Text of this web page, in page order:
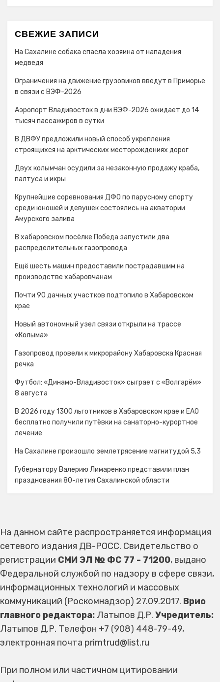
СВЕЖИЕ ЗАПИСИ
На Сахалине собака спасла хозяина от нападения
медведя
Ограничения на движение грузовиков введут в Приморье
в связи с ВЭФ-2026
Аэропорт Владивосток в дни ВЭФ-2026 ожидает до 14
тысяч пассажиров в сутки
В ДВФУ предложили новый способ укрепления
строящихся на арктических месторождениях дорог
Двух колымчан осудили за незаконную продажу краба,
палтуса и икры
Крупнейшие соревнования ДФО по парусному спорту
среди юношей и девушек состоялись на акватории
Амурского залива
В хабаровском посёлке Победа запустили два
распределительных газопровода
Ещё шесть машин предоставили пострадавшим на
производстве хабаровчанам
Почти 90 дачных участков подтопило в Хабаровском
крае
Новый автономный узел связи открыли на трассе
«Колыма»
Газопровод провели к микрорайону Хабаровска Красная
речка
Футбол: «Динамо-Владивосток» сыграет с «Волгарём»
8 августа
В 2026 году 1300 льготников в Хабаровском крае и ЕАО
бесплатно получили путёвки на санаторно-курортное
лечение
На Сахалине произошло землетрясение магнитудой 5,3
Губернатору Валерию Лимаренко представили план
празднования 80-летия Сахалинской области
На данном сайте распространяется информация
сетевого издания ДВ-РОСС. Свидетельство о
регистрации СМИ ЭЛ № ФС 77 - 71200, выдано
Федеральной службой по надзору в сфере связи,
информационных технологий и массовых
коммуникаций (Роскомнадзор) 27.09.2017. Врио
главного редактора: Латыпов Д.Р. Учредитель:
Латыпов Д.Р. Телефон +7 (908) 448-79-49,
электронная почта primtrud@list.ru
При полном или частичном цитировании